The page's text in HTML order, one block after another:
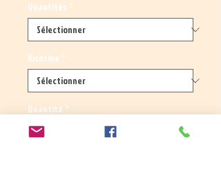
Quantités *
Nicotine *
Quantité *